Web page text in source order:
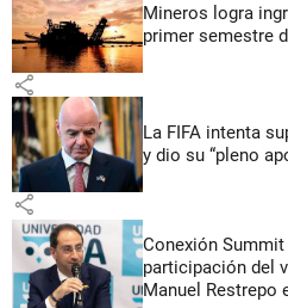
Mineros logra
primer semestre
share
La FIFA intenta
y dio su “pleno
share
Conexión
participación del
Manuel Restrepo